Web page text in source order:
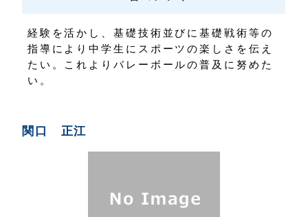
経験を活かし、基礎技術並びに基礎戦術等の
指導により中学生にスポーツの楽しさを伝え
たい。これよりバレーボールの普及に努めた
い。
関口 正江